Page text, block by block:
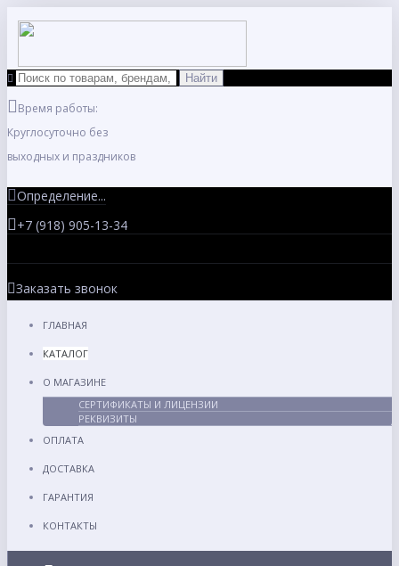
Время работы:
Круглосуточно без
выходных и праздников
Определение...
+7 (918) 905-13-34
Заказать звонок
ГЛАВНАЯ
КАТАЛОГ
О МАГАЗИНЕ
СЕРТИФИКАТЫ И ЛИЦЕНЗИИ
РЕКВИЗИТЫ
ОПЛАТА
ДОСТАВКА
ГАРАНТИЯ
КОНТАКТЫ